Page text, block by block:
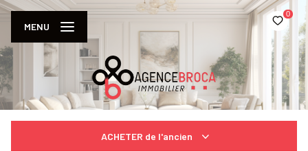
0
MENU
ACHETER de l'ancien